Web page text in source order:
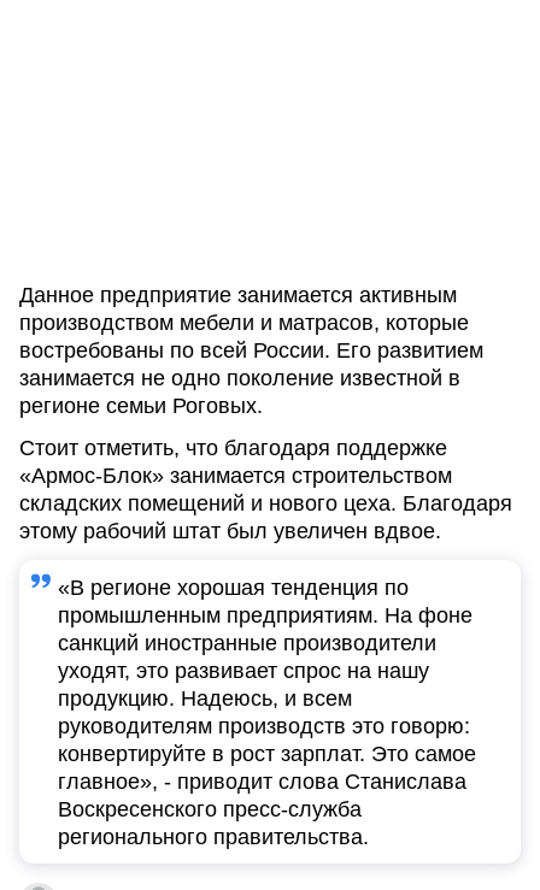
Данное предприятие занимается активным
производством мебели и матрасов, которые
востребованы по всей России. Его развитием
занимается не одно поколение известной в
регионе семьи Роговых.
Стоит отметить, что благодаря поддержке
«Армос-Блок» занимается строительством
складских помещений и нового цеха. Благодаря
этому рабочий штат был увеличен вдвое.
«В регионе хорошая тенденция по
промышленным предприятиям. На фоне
санкций иностранные производители
уходят, это развивает спрос на нашу
продукцию. Надеюсь, и всем
руководителям производств это говорю:
конвертируйте в рост зарплат. Это самое
главное», - приводит слова Станислава
Воскресенского пресс-служба
регионального правительства.